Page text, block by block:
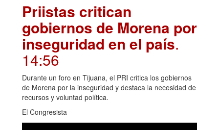
Priistas critican
gobiernos de Morena por
inseguridad en el país.
14:56
Durante un foro en Tijuana, el PRI critica los gobiernos
de Morena por la inseguridad y destaca la necesidad de
recursos y voluntad política.
El Congresista